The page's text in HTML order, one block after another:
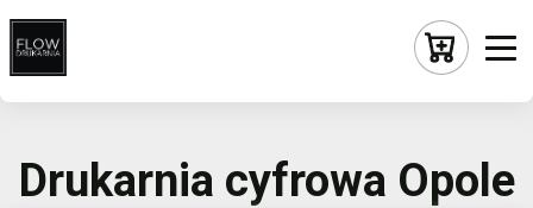
Drukarnia cyfrowa Opole